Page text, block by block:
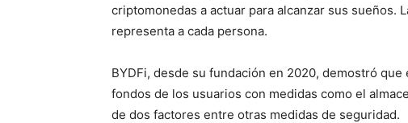
criptomonedas a actuar para alcanzar sus sueños.
representa a cada persona.
BYDFi, desde su fundación en 2020, demostró
fondos de los usuarios con medidas como el
de dos factores entre otras medidas de seguridad.